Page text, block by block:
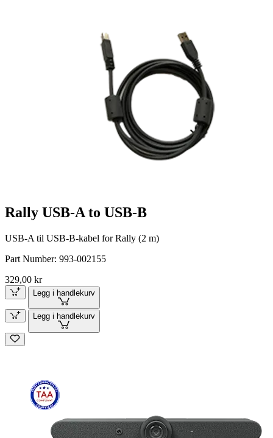
Rally USB-A to USB-B
USB-A til USB-B-kabel for Rally (2 m)
Part Number: 993-002155
329,00 kr
Legg i handlekurv
Legg i handlekurv